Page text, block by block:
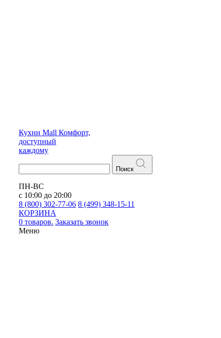
Кухни Mall Комфорт,
доступный
каждому
Поиск
ПН-ВС
с 10:00 до 20:00
8 (800) 302-77-06 8 (499) 348-15-11
КОРЗИНА
0 товаров. Заказать звонок
Меню